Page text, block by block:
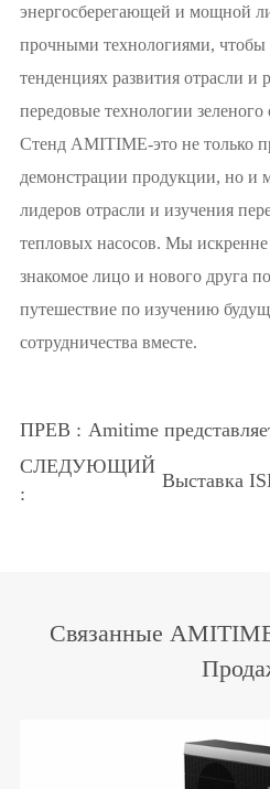
энергосберегающей и мощной
прочными технологиями, чтобы
тенденциях развития отрасли и
передовые технологии зеленого
Стенд AMITIME-это не только
демонстрации продукции, но и
лидеров отрасли и изучения
тепловых насосов. Мы
знакомое лицо и нового друга
путешествие по изучению
сотрудничества вместе.
ПРЕВ : Amitime
решения для
Chillventa в
СЛЕДУЮЩИЙ
:
Выставка
Связанные